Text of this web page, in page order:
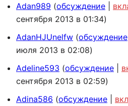
Adan989 обсуждение
сентября 2013 в 01:34)
AdanHJUnelfw обсуждение
июля 2013 в 02:08)
Adeline593 обсуждение
сентября 2013 в 02:59)
Adina586 обсуждение